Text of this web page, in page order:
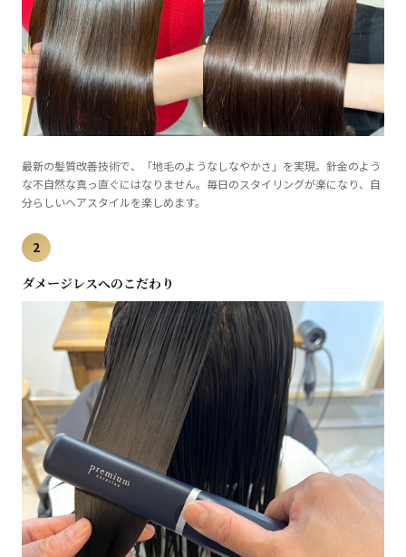
最新の髪質改善技術で、「地毛のようなしなやかさ」を実現。針金のよう
な不自然な真っ直ぐにはなりません。毎日のスタイリングが楽になり、自
分らしいヘアスタイルを楽しめます。
2
ダメージレスへのこだわり